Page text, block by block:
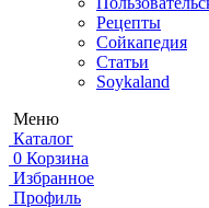
Рецепты
Сойкапедия
Статьи
Soykaland
Меню
Каталог
0 Корзина
Избранное
Профиль